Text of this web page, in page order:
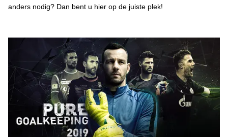
anders nodig? Dan bent u hier op de juiste plek!